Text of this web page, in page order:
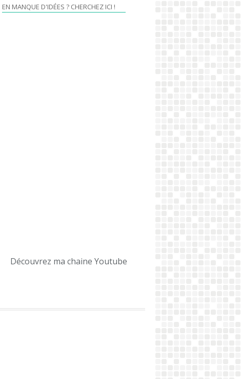
EN MANQUE D'IDÉES ? CHERCHEZ ICI !
Découvrez ma chaine Youtube